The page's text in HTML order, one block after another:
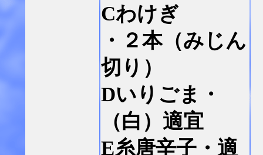
Cわけぎ
・２本（みじん
切り）
Dいりごま・
（白）適宜
E糸唐辛子・適